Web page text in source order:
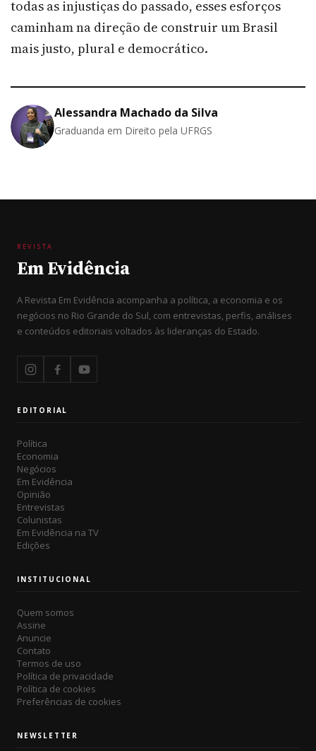
todas as injustiças do passado, esses esforços
caminham na direção de construir um Brasil
mais justo, plural e democrático.
Alessandra Machado da Silva
Graduanda em Direito pela UFRGS
REVISTA
Em Evidência
A Revista Em Evidência acompanha a política, a economia e os
negócios no Rio Grande do Sul, com entrevistas, perfis, análises
e conteúdos editoriais voltados às lideranças do Estado.
EDITORIAL
Política
Economia
Negócios
Em Evidência
Opinião
Entrevistas
Colunistas
Em Evidência na TV
Edições
INSTITUCIONAL
Quem somos
Assine
Anuncie
Contato
Termos de uso
Política de privacidade
Política de cookies
Preferências de cookies
NEWSLETTER